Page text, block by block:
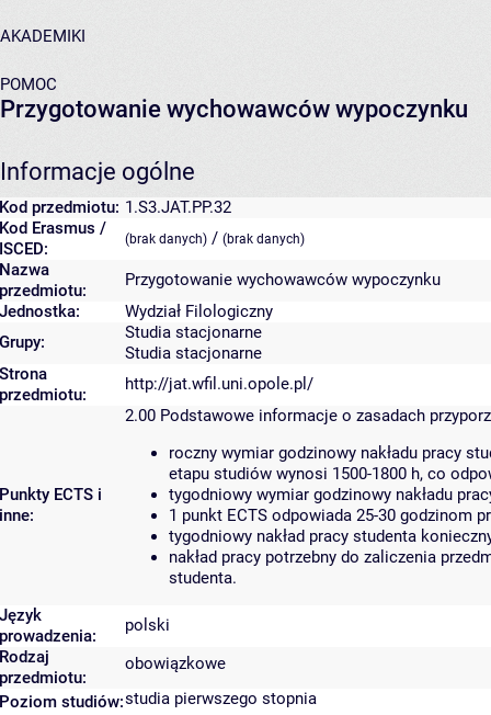
AKADEMIKI
POMOC
Przygotowanie wychowawców wypoczynku
Informacje ogólne
Kod przedmiotu: 1.S3.JAT.PP.32
Kod Erasmus /
ISCED:
(brak danych) / (brak danych)
Nazwa
przedmiotu:
Przygotowanie wychowawców wypoczynku
Jednostka:
Wydział Filologiczny
Grupy:
Studia stacjonarne
Studia stacjonarne
Strona
przedmiotu:
http://jat.wfil.uni.opole.pl/
Punkty ECTS i
inne:
2.00 Podstawowe informacje o zasadach
roczny wymiar godzinowy nakładu pracy
etapu studiów wynosi 1500-1800 h, co
tygodniowy wymiar godzinowy nakładu
1 punkt ECTS odpowiada 25-30 godzinom
tygodniowy nakład pracy studenta
nakład pracy potrzebny do zaliczenia
studenta.
Język
prowadzenia:
polski
Rodzaj
przedmiotu:
obowiązkowe
Poziom studiów:studia pierwszego stopnia